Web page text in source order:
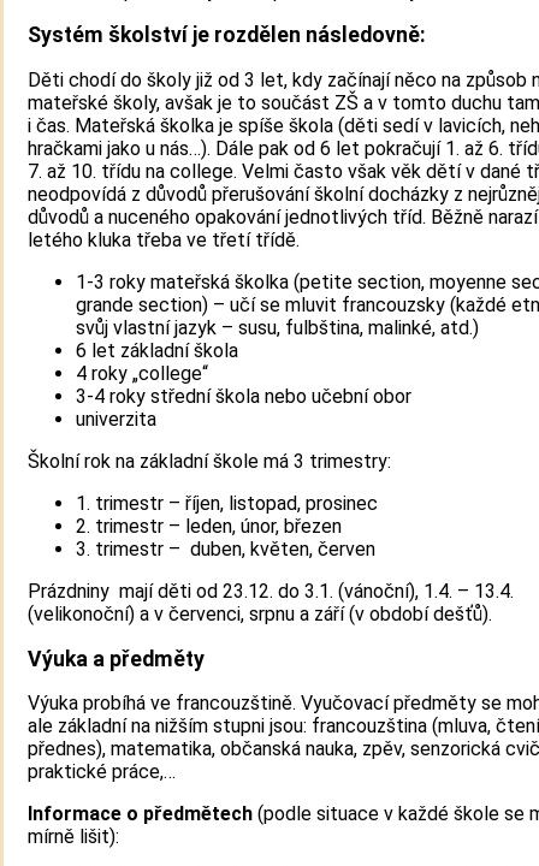
Systém školství je rozdělen následovně:
Děti chodí do školy již od 3 let, kdy začínají něco na způsob
mateřské školy, avšak je to součást ZŠ a v tomto duchu
i čas. Mateřská školka je spíše škola (děti sedí v lavicích,
hračkami jako u nás…). Dále pak od 6 let pokračují 1. až 6.
7. až 10. třídu na college. Velmi často však věk dětí v dané
neodpovídá z důvodů přerušování školní docházky z
důvodů a nuceného opakování jednotlivých tříd. Běžně
letého kluka třeba ve třetí třídě.
1-3 roky mateřská školka (petite section, moyenne
grande section) – učí se mluvit francouzsky (každé
svůj vlastní jazyk – susu, fulbština, malinké, atd.)
6 let základní škola
4 roky „college“
3-4 roky střední škola nebo učební obor
univerzita
Školní rok na základní škole má 3 trimestry:
1. trimestr – říjen, listopad, prosinec
2. trimestr – leden, únor, březen
3. trimestr – duben, květen, červen
Prázdniny mají děti od 23.12. do 3.1. (vánoční), 1.4. – 13.4.
(velikonoční) a v červenci, srpnu a září (v období dešťů).
Výuka a předměty
Výuka probíhá ve francouzštině. Vyučovací předměty se
ale základní na nižším stupni jsou: francouzština (mluva,
přednes), matematika, občanská nauka, zpěv, senzorická
praktické práce,…
Informace o předmětech (podle situace v každé škole se
mírně lišit):